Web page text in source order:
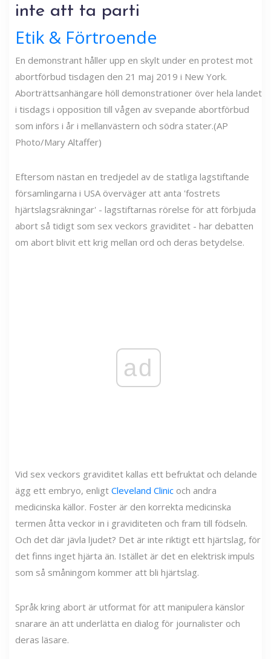
inte att ta parti
Etik & Förtroende
En demonstrant håller upp en skylt under en protest mot
abortförbud tisdagen den 21 maj 2019 i New York.
Aborträttsanhängare höll demonstrationer över hela landet
i tisdags i opposition till vågen av svepande abortförbud
som införs i år i mellanvästern och södra stater.(AP
Photo/Mary Altaffer)
Eftersom nästan en tredjedel av de statliga lagstiftande
församlingarna i USA överväger att anta 'fostrets
hjärtslagsräkningar' - lagstiftarnas rörelse för att förbjuda
abort så tidigt som sex veckors graviditet - har debatten
om abort blivit ett krig mellan ord och deras betydelse.
ad
Vid sex veckors graviditet kallas ett befruktat och delande
ägg ett embryo, enligt Cleveland Clinic och andra
medicinska källor. Foster är den korrekta medicinska
termen åtta veckor in i graviditeten och fram till födseln.
Och det där jävla ljudet? Det är inte riktigt ett hjärtslag, för
det finns inget hjärta än. Istället är det en elektrisk impuls
som så småningom kommer att bli hjärtslag.
Språk kring abort är utformat för att manipulera känslor
snarare än att underlätta en dialog för journalister och
deras läsare.